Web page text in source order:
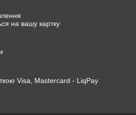
на вашу картку
Visa, Mastercard - LiqPay